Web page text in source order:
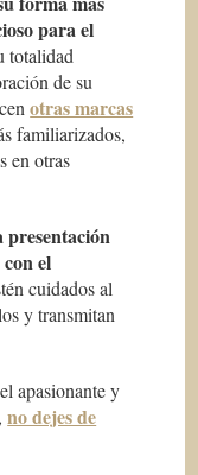
para el
totalidad
de su
otras marcas
familiarizados,
en otras
presentación
el
cuidados al
y transmitan
apasionante y
no dejes de